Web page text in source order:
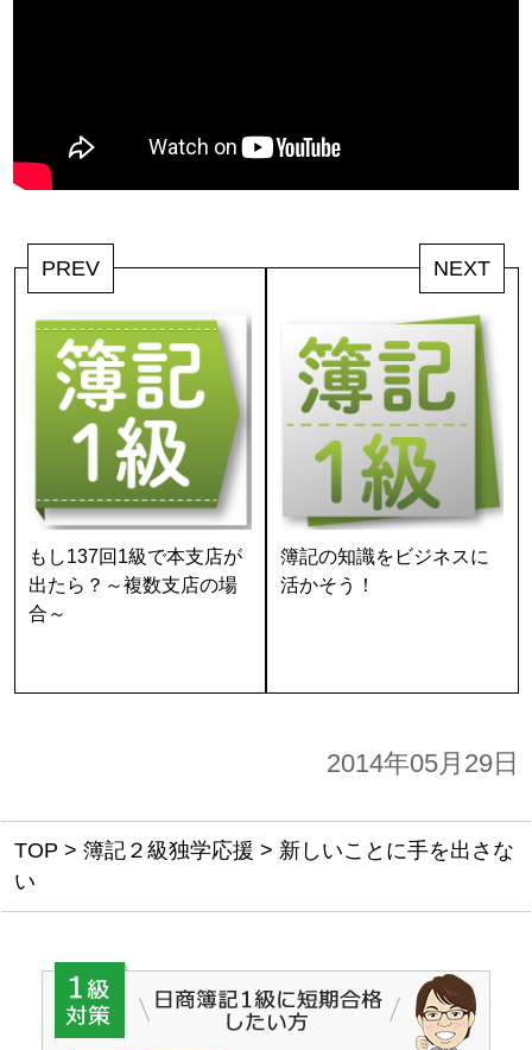
PREV
もし137回1級で本支店が
出たら？～複数支店の場
合～
NEXT
簿記の知識をビジネスに
活かそう！
2014年05月29日
TOP > 簿記２級独学応援 > 新しいことに手を出さな
い